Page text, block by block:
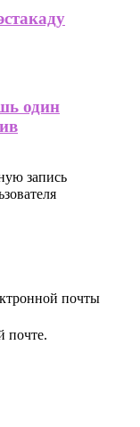
один
запись
почты
почте.